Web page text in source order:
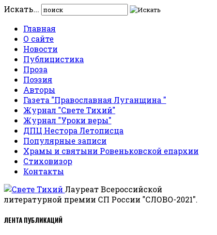
Искать...
Главная
О сайте
Новости
Публицистика
Проза
Поэзия
Авторы
Газета "Православная Луганщина "
Журнал "Свете Тихий"
Журнал "Уроки веры"
ДПЦ Нестора Летописца
Популярные записи
Храмы и святыни Ровеньковской епархии
Стиховизор
Контакты
Лауреат Всероссийской
литературной премии СП России "СЛОВО-2021".
ЛЕНТА ПУБЛИКАЦИЙ